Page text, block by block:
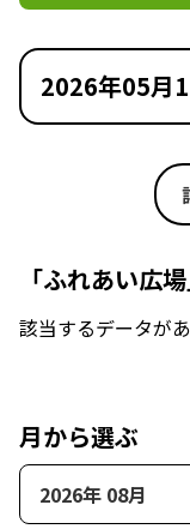
2026年05月
「ふれあい広
該当するデータが
月から選ぶ
2026年 08月